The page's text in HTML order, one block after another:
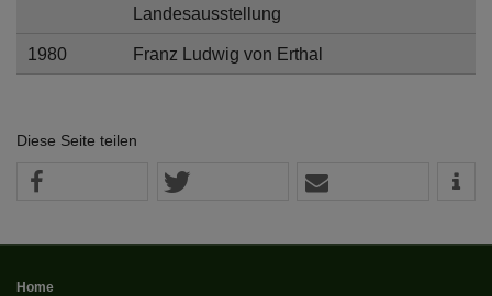
Landesausstellung
1980 Franz Ludwig von Erthal
Diese Seite teilen
Home